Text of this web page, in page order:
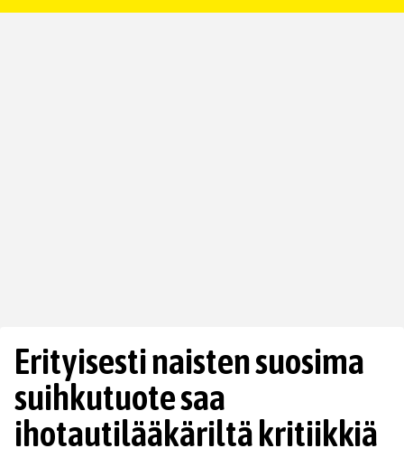
Erityisesti naisten suosima
suihkutuote saa
ihotautilääkäriltä kritiikkiä